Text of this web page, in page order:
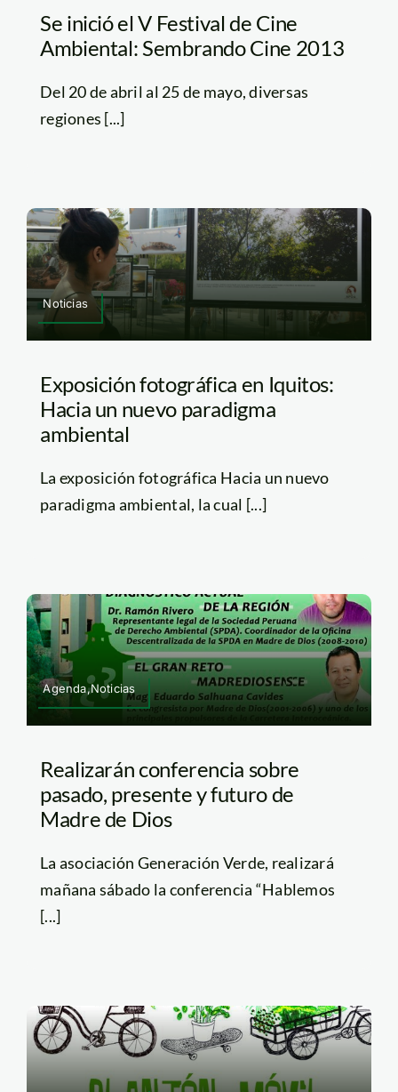
Se inició el V Festival de Cine
Ambiental: Sembrando Cine 2013
Del 20 de abril al 25 de mayo, diversas
regiones [...]
Noticias
Exposición fotográfica en Iquitos:
Hacia un nuevo paradigma
ambiental
La exposición fotográfica Hacia un nuevo
paradigma ambiental, la cual [...]
Agenda,Noticias
Realizarán conferencia sobre
pasado, presente y futuro de
Madre de Dios
La asociación Generación Verde, realizará
mañana sábado la conferencia “Hablemos
[...]